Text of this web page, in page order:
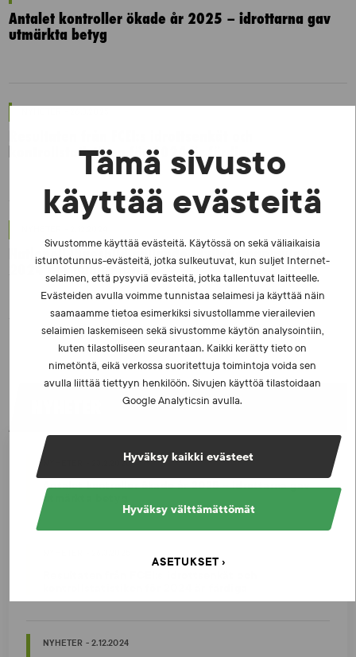
Tämä sivusto
käyttää evästeitä
Sivustomme käyttää evästeitä. Käytössä on sekä väliaikaisia
istuntotunnus-evästeitä, jotka sulkeutuvat, kun suljet Internet-
selaimen, että pysyviä evästeitä, jotka tallentuvat laitteelle.
Evästeiden avulla voimme tunnistaa selaimesi ja käyttää näin
saamaamme tietoa esimerkiksi sivustollamme vierailevien
selaimien laskemiseen sekä sivustomme käytön analysointiin,
kuten tilastolliseen seurantaan. Kaikki kerätty tieto on
nimetöntä, eikä verkossa suoritettuja toimintoja voida sen
avulla liittää tiettyyn henkilöön. Sivujen käyttöä tilastoidaan
Google Analyticsin avulla.
Hyväksy kaikki evästeet
Hyväksy välttämättömät
ASETUKSET
Antalet kontroller ökade år 2025 – idrottarna gav
utmärkta betyg
kontrollstatistiken för 2024 är färdiga
Nationell lägesbild gällande tävlingsmanipulation
2024 har publicerats
NYHETER - 23.2.2026
Antalet kontroller ökade år 2025 – idrottarna gav
utmärkta betyg
NYHETER - 2.12.2024